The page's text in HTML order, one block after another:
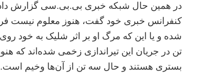
در همین حال شبکه خبری بی.بی.سی گزارش
کنفرانس خبری خود گفت، هنوز معلوم نیست
بستری هستند و حال سه تن از آن‌ها وخیم است.